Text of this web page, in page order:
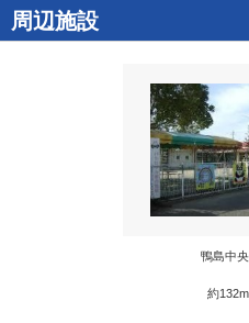
周辺施設
鴨島中
約